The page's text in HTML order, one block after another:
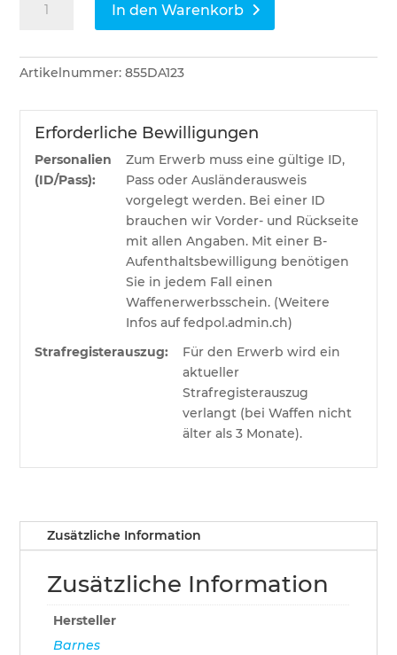
VOR-
Safari
BND
.500
Nitro
36.9g
In den Warenkorb
Artikelnummer:855DA123
Erforderliche Bewilligungen
Personalien
(ID/Pass):
Zum Erwerb muss eine gültige ID,
Pass oder Ausländerausweis
vorgelegt werden. Bei einer ID
brauchen wir Vorder- und Rückseite
mit allen Angaben. Mit einer B-
Aufenthaltsbewilligung benötigen
Sie in jedem Fall einen
Waffenerwerbsschein. (Weitere
Infos auf fedpol.admin.ch)
Strafregisterauszug:
Für den Erwerb wird ein
aktueller
Strafregisterauszug
verlangt (bei Waffen nicht
älter als 3 Monate).
Zusätzliche Information
Zusätzliche Information
Hersteller
Barnes